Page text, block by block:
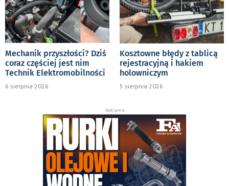
Mechanik przyszłości? Dziś
coraz częściej jest nim
Technik Elektromobilności
6 sierpnia 2026
Kosztowne błędy z tablicą
rejestracyjną i hakiem
holowniczym
5 sierpnia 2026
Reklama